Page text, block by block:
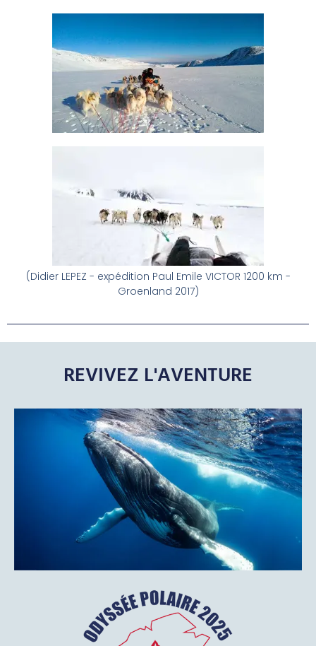
(Didier LEPEZ - expédition Paul Emile VICTOR 1200 km -
Groenland 2017)
REVIVEZ L'AVENTURE